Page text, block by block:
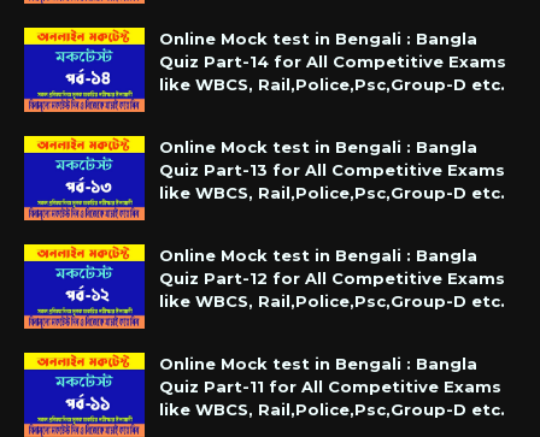
Online Mock test in Bengali : Bangla
Quiz Part-14 for All Competitive Exams
like WBCS, Rail,Police,Psc,Group-D etc.
Online Mock test in Bengali : Bangla
Quiz Part-13 for All Competitive Exams
like WBCS, Rail,Police,Psc,Group-D etc.
Online Mock test in Bengali : Bangla
Quiz Part-12 for All Competitive Exams
like WBCS, Rail,Police,Psc,Group-D etc.
Online Mock test in Bengali : Bangla
Quiz Part-11 for All Competitive Exams
like WBCS, Rail,Police,Psc,Group-D etc.